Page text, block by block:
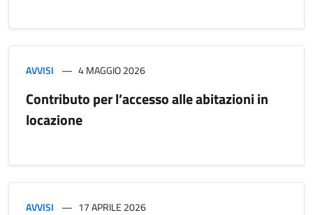
AVVISI 4 MAGGIO 2026
Contributo per l’accesso alle abitazioni in
locazione
AVVISI 17 APRILE 2026